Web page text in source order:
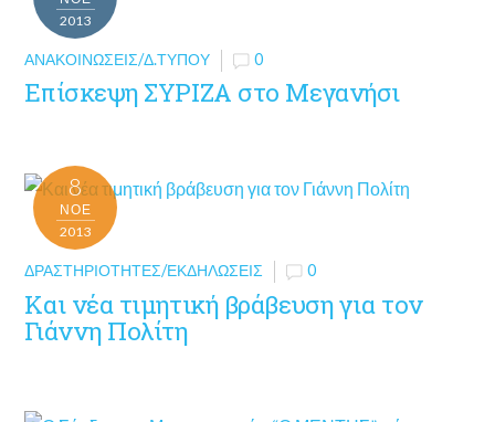
2013
ΑΝΑΚΟΙΝΏΣΕΙΣ/Δ.ΤΎΠΟΥ 0
Επίσκεψη ΣΥΡΙΖΑ στο Μεγανήσι
8
ΝΟΈ
2013
ΔΡΑΣΤΗΡΙΌΤΗΤΕΣ/ΕΚΔΗΛΏΣΕΙΣ 0
Και νέα τιμητική βράβευση για τον
Γιάννη Πολίτη